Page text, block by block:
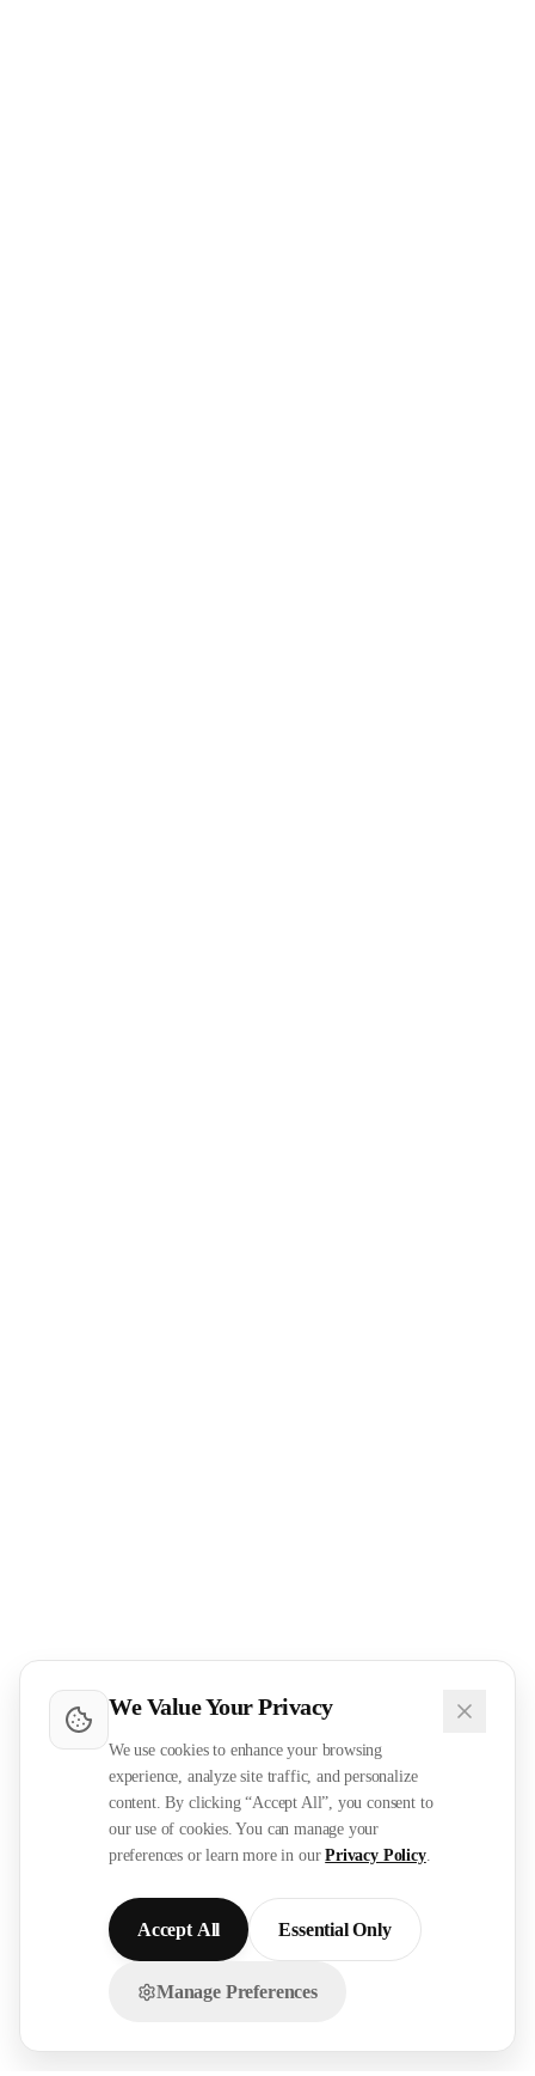
We Value Your Privacy
We use cookies to enhance your browsing
experience, analyze site traffic, and personalize
content. By clicking “Accept All”, you consent to
our use of cookies. You can manage your
preferences or learn more in our Privacy Policy.
Accept All Essential Only
Manage Preferences